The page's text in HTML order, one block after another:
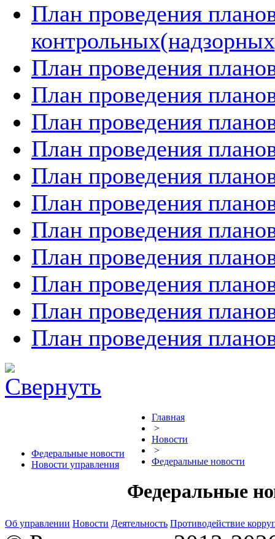
План проведения
План проведения
План проведения
План проведения
План проведения
План проведения
План проведения
План проведения
План проведения
План проведения
План проведения
План проведения
Федеральные новости
Новости управления
Главная
>
Новости
>
Федеральные новости
Федеральные
Об управлении Новости Деятельность Противодействие